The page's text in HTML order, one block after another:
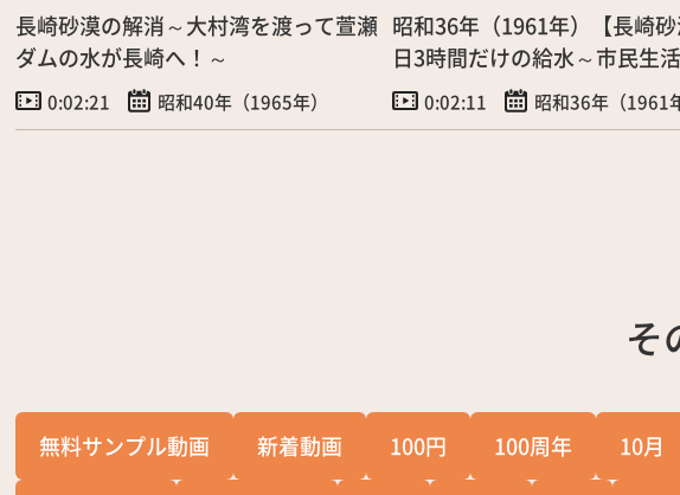
長崎砂漠の解消～大村湾を渡って萱瀬
ダムの水が長崎へ！～
0:02:21 昭和40年（1965年）
昭和36年（1961年）【長崎
日3時間だけの給水～市民生
～」（9/25）
0:02:11 昭和36年（1961
そ
無料サンプル動画 新着動画 100円 100周年 10月